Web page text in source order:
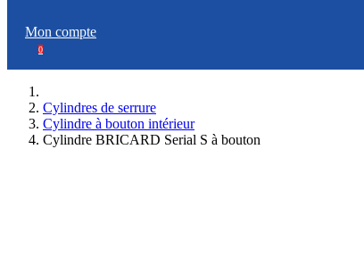
Mon compte
0
Cylindres de serrure
Cylindre à bouton intérieur
Cylindre BRICARD Serial S à bouton